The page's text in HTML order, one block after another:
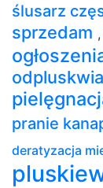
ślusarz
sprzedam ,
pranie
deratyzacja